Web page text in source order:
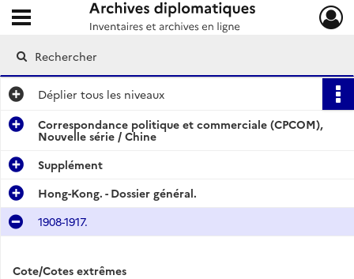
Archives diplomatiques
Ouvrir le menu déroulant
Déplier tous les niveaux
Correspondance politique et commerciale (CPCOM),
Nouvelle série / Chine
Supplément
Hong-Kong. - Dossier général.
1908-1917.
Cote/Cotes extrêmes